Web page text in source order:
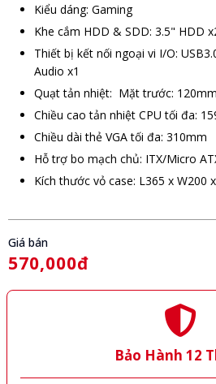
Kiểu dáng: Gaming
Khe cắm HDD & SDD: 3.5" HDD
Thiết bị kết nối ngoại vi I/O:
Audio x1
Quạt tản nhiệt: Mặt trước:
Chiều cao tản nhiệt CPU tối đa:
Chiều dài thẻ VGA tối đa: 310mm
Hỗ trợ bo mạch chủ: ITX/Micro
Kích thước vỏ case: L365 x W200
Giá bán
570,000đ
Bảo Hành 12